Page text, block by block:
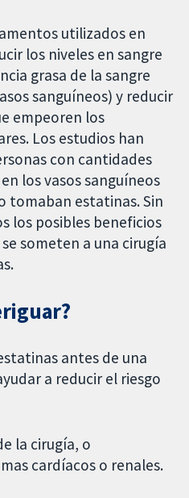
utilizados en
los niveles en sangre
grasa de la sangre
sanguíneos) y reducir
empeoren los
Los estudios han
con cantidades
los vasos sanguíneos
tomaban estatinas. Sin
los posibles beneficios
someten a una cirugía
antes de una
a reducir el riesgo
la cirugía, o
cardíacos o renales.